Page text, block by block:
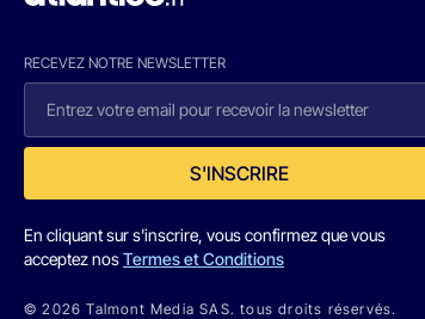
RECEVEZ NOTRE NEWSLETTER
S'INSCRIRE
En cliquant sur s'inscrire, vous confirmez que vous
acceptez nosTermes et Conditions
© 2026 Talmont Media SAS. tous droits réservés.